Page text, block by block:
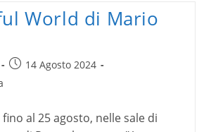
World di Mario
Articolo14 Agosto 2024
al 25 agosto, nelle sale di